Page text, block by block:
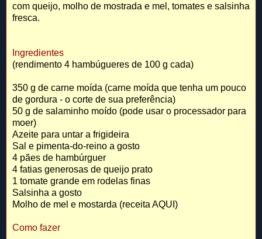
com queijo, molho de mostrada e mel, tomates e salsinha
fresca.
Ingredientes
(rendimento 4 hambúgueres de 100 g cada)
350 g de carne moída (carne moída que tenha um pouco
de gordura - o corte de sua preferência)
50 g de salaminho moído (pode usar o processador para
moer)
Azeite para untar a frigideira
Sal e pimenta-do-reino a gosto
4 pães de hambúrguer
4 fatias generosas de queijo prato
1 tomate grande em rodelas finas
Salsinha a gosto
Molho de mel e mostarda (receita AQUI)
Como fazer